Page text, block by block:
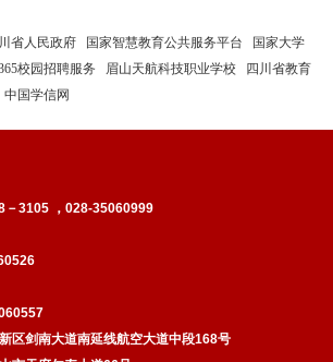
省人民政府 国家智慧教育公共服务平台
国家大学
校园招聘服务
眉山天航科技职业学校
四川省教育
中国学信网
－3105 ，028-35060999
区剑南大道南延线航空大道中段168号